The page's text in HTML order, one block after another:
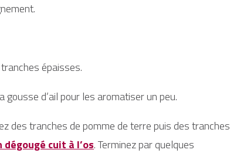
épaisses.
d’ail pour les aromatiser un peu.
des tranches de pomme de terre puis des tranches
dégougé cuit à l’os. Terminez par quelques